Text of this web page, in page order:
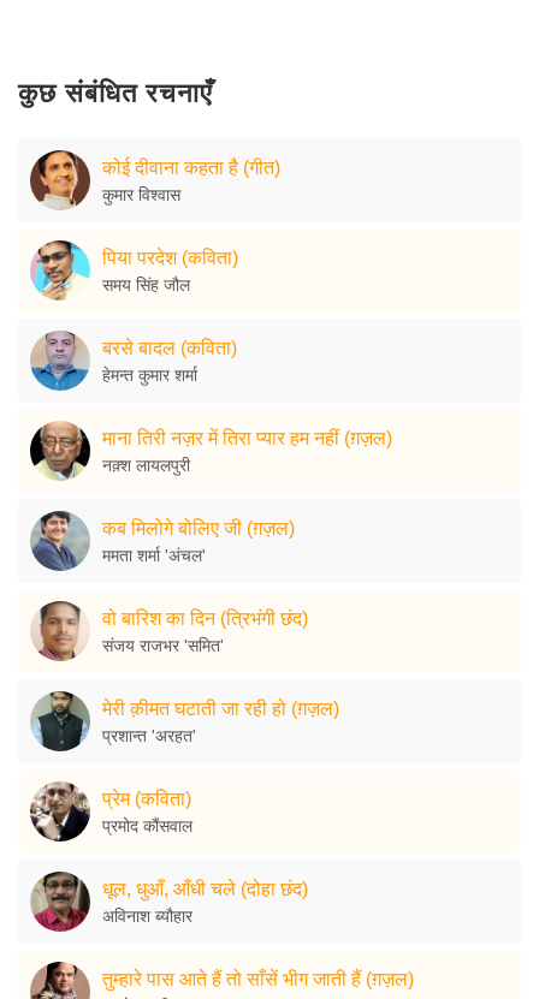
कुछ संबंधित रचनाएँ
कोई दीवाना कहता है (गीत)
कुमार विश्वास
पिया परदेश (कविता)
समय सिंह जौल
बरसे बादल (कविता)
हेमन्त कुमार शर्मा
माना तिरी नज़र में तिरा प्यार हम नहीं (ग़ज़ल)
नक़्श लायलपुरी
कब मिलोगे बोलिए जी (ग़ज़ल)
ममता शर्मा 'अंचल'
वो बारिश का दिन (त्रिभंगी छंद)
संजय राजभर 'समित'
मेरी क़ीमत घटाती जा रही हो (ग़ज़ल)
प्रशान्त 'अरहत'
प्रेम (कविता)
प्रमोद कौंसवाल
धूल, धुआँ, आँधी चले (दोहा छंद)
अविनाश ब्यौहार
तुम्हारे पास आते हैं तो साँसें भीग जाती हैं (ग़ज़ल)